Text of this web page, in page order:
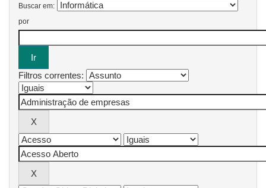
Buscar em:
por
Filtros correntes: